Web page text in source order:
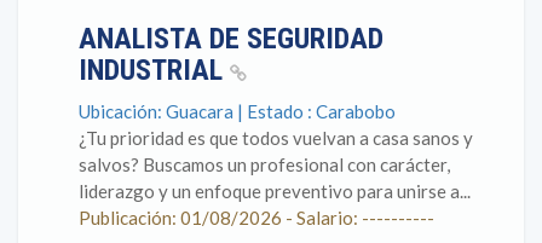
ANALISTA DE SEGURIDAD
INDUSTRIAL
Ubicación: Guacara | Estado : Carabobo
¿Tu prioridad es que todos vuelvan a casa sanos y
salvos? Buscamos un profesional con carácter,
liderazgo y un enfoque preventivo para unirse a...
Publicación: 01/08/2026 - Salario: ----------